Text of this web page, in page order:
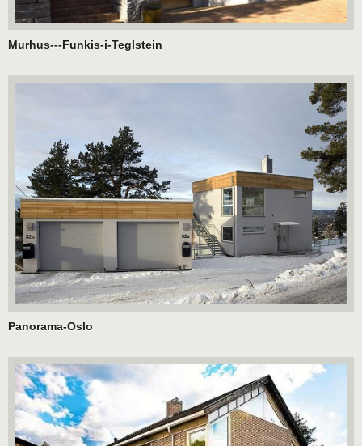
Murhus---Funkis-i-Teglstein
Panorama-Oslo